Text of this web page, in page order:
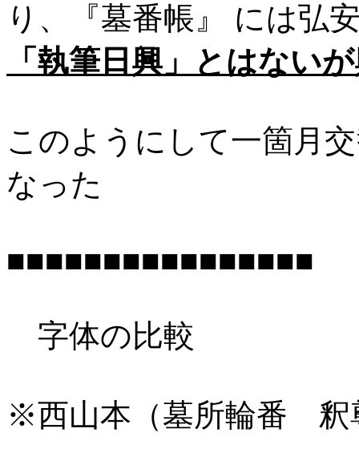
り、『墓番帳』 には弘
「執筆日興」とはない
このようにして一箇月
なった
■■■■■■■■■■■■■■■■
字体の比較
※西山本（墓所輪番